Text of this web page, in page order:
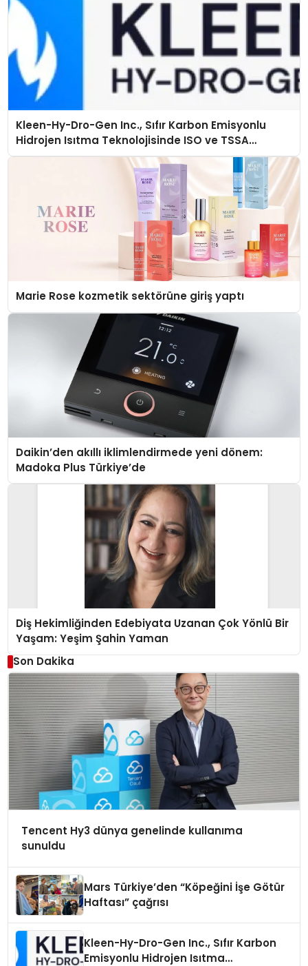
Kleen-Hy-Dro-Gen Inc., Sıfır Karbon Emisyonlu
Hidrojen Isıtma Teknolojisinde ISO ve TSSA
Düzenleyici Onaylarını Aldı
Marie Rose kozmetik sektörüne giriş yaptı
Daikin’den akıllı iklimlendirmede yeni dönem:
Madoka Plus Türkiye’de
Diş Hekimliğinden Edebiyata Uzanan Çok Yönlü Bir
Yaşam: Yeşim Şahin Yaman
Son Dakika
Tencent Hy3 dünya genelinde kullanıma
sunuldu
Mars Türkiye’den “Köpeğini İşe Götür
Haftası” çağrısı
Kleen-Hy-Dro-Gen Inc., Sıfır Karbon
Emisyonlu Hidrojen Isıtma